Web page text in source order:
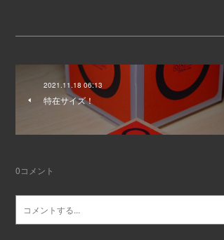
2021.11.18 06:13
特在サイズ！
0コメント